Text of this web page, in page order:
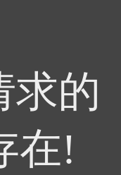
求的
在!